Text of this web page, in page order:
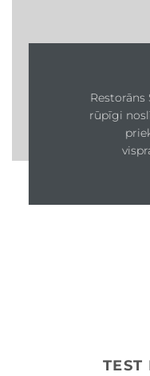
Restorāns
rūpīgi
TEST